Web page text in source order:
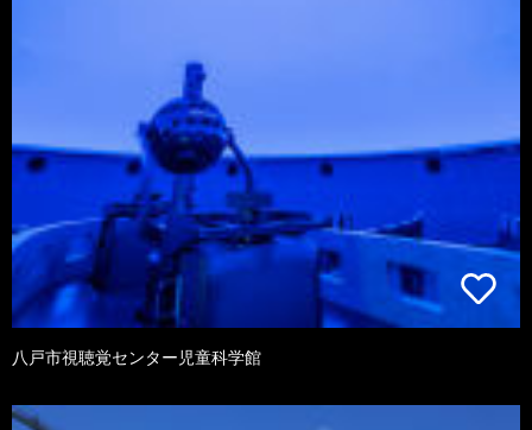
八戸市視聴覚センター児童科学館